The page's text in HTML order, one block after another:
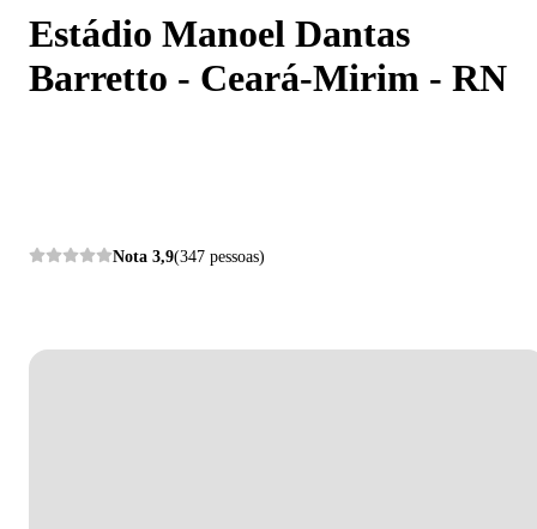
Estádio Manoel Dantas
Barretto - Ceará-Mirim - RN
Nota 3,9(347 pessoas)